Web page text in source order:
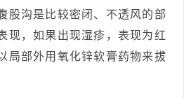
股沟是比较密闭、不透风的部
现，如果出现湿疹，表现为红
局部外用氧化锌软膏药物来拔